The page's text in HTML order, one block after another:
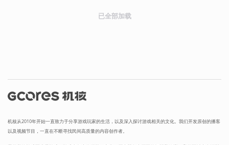
已全部加载
机核从2010年开始一直致力于分享游戏玩家的生活，以及深入探讨游戏相关的文化。我们开发原创的播客
以及视频节目，一直在不断寻找民间高质量的内容创作者。